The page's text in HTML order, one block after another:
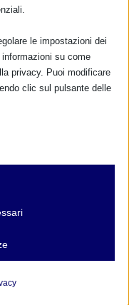
in
le impostazioni dei
su come
privacy. Puoi modificare
clic sul pulsante delle
di base e sono
secondo il GDPR.